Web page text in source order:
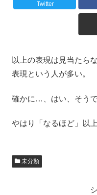
Twitter
以上の表現は見当たら
表現という人が多い。
確かに…、はい、そう
やはり「なるほど」以
未分類